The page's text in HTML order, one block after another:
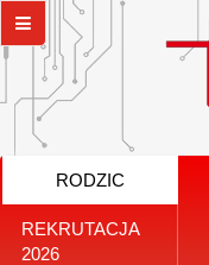
RODZIC
REKRUTACJA
2026